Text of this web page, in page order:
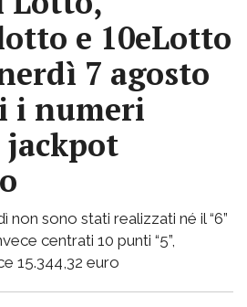
e 10eLotto
7 agosto
i numeri
non sono stati realizzati né il “6”
centrati 10 punti “5”,
15.344,32 euro